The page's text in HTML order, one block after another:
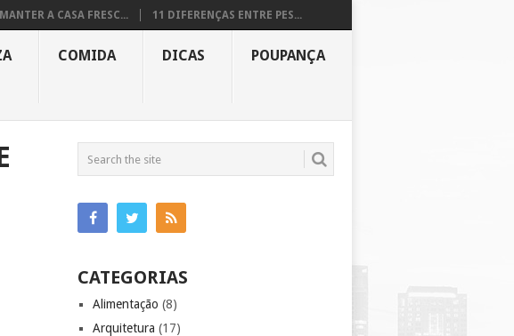
A CASA FRESC... 11 DIFERENÇAS ENTRE PES...
COMIDA DICAS POUPANÇA
CATEGORIAS
Alimentação (8)
Arquitetura (17)